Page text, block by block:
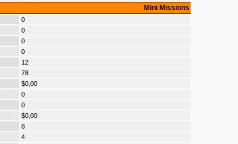
Mini Missions
0
0
0
0
12
78
$0,00
0
0
$0,00
8
4